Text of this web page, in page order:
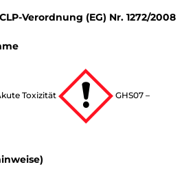
Verordnung (EG) Nr. 1272/2008
Toxizität GHS07 –